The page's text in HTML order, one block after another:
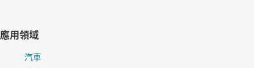
應用領域
汽車